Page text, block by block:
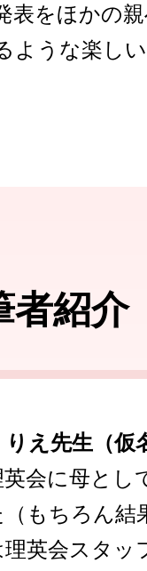
表をほかの
ような楽し
者紹介
え先生（仮
会に母とし
もちろん結
英会スタッ